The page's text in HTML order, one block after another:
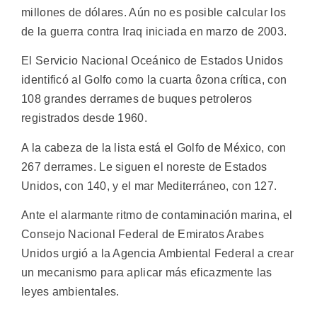
millones de dólares. Aún no es posible calcular los
de la guerra contra Iraq iniciada en marzo de 2003.
El Servicio Nacional Oceánico de Estados Unidos
identificó al Golfo como la cuarta ôzona crítica, con
108 grandes derrames de buques petroleros
registrados desde 1960.
A la cabeza de la lista está el Golfo de México, con
267 derrames. Le siguen el noreste de Estados
Unidos, con 140, y el mar Mediterráneo, con 127.
Ante el alarmante ritmo de contaminación marina, el
Consejo Nacional Federal de Emiratos Arabes
Unidos urgió a la Agencia Ambiental Federal a crear
un mecanismo para aplicar más eficazmente las
leyes ambientales.